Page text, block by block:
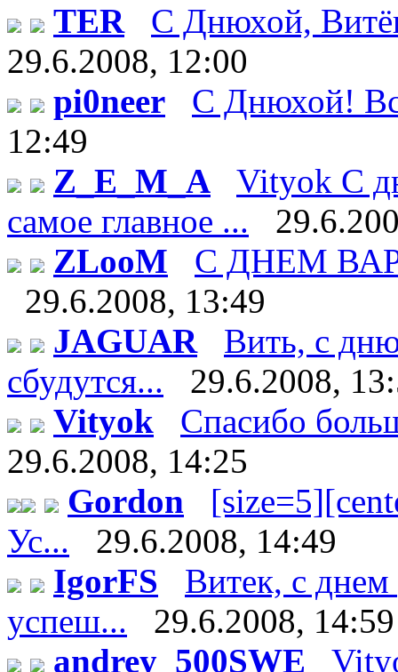
TER
С Днюхой,
29.6.2008, 12:00
pi0neer
С Днюхой!
12:49
Z_E_M_A
Vityok С
самое главное ...
ZLooM
С ДНЕМ
29.6.2008, 13:49
JAGUAR
Вить, с
сбудутся...
29.6.2008,
Vityok
Спасибо
29.6.2008, 14:25
Gordon
Ус...
29.6.2008, 14:49
IgorFS
Витек, с
успеш...
29.6.2008, 14:59
andrey_500SWE